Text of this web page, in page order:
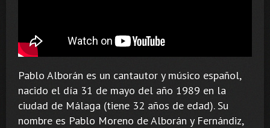
Pablo Alborán es un cantautor y músico español,
nacido el día 31 de mayo del año 1989 en la
ciudad de Málaga (tiene 32 años de edad). Su
nombre es Pablo Moreno de Alborán y Fernándiz,